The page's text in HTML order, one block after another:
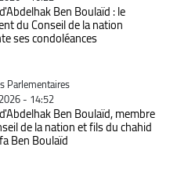
Ben Boulaïd : le
du Conseil de la nation
ses condoléances
Parlementaires
- 14:52
Ben Boulaïd, membre
de la nation et fils du chahid
Ben Boulaïd